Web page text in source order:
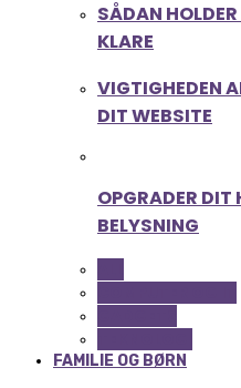
SÅDAN HOLDER
KLARE
VIGTIGHEDEN
DIT WEBSITE
OPGRADER DIT
BELYSNING
FAMILIE OG BØRN